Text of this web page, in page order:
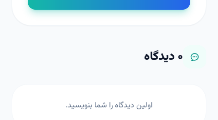
۰دیدگاه
اولین دیدگاه را شما بنویسید.